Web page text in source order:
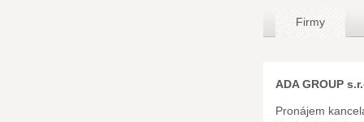
Firmy
ADA GROUP
Pronájem